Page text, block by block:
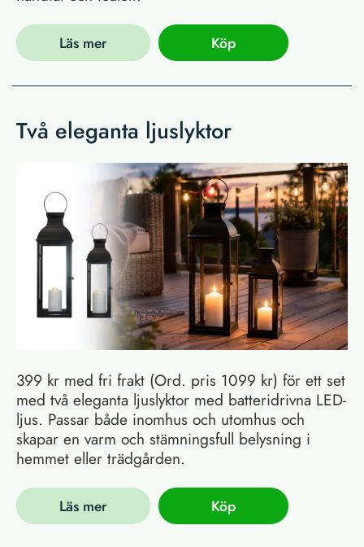
Läs mer Köp
Två eleganta ljuslyktor
399 kr med fri frakt (Ord. pris 1099 kr) för ett set
med två eleganta ljuslyktor med batteridrivna LED-
ljus. Passar både inomhus och utomhus och
skapar en varm och stämningsfull belysning i
hemmet eller trädgården.
Läs mer Köp